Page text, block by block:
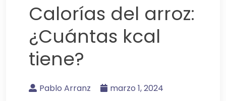
Calorías del arroz:
¿Cuántas kcal
tiene?
Pablo Arranz
marzo 1, 2024